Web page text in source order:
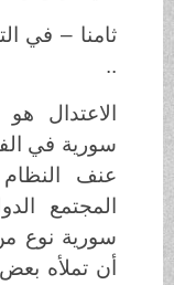
ثامنا – في
الاعتدال هو
سورية في
عنف النظام
المجتمع
سورية نوع من
أن تملأه بعض